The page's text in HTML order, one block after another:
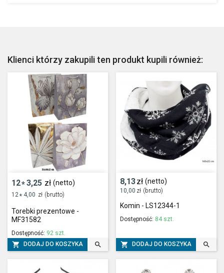
Klienci którzy zakupili ten produkt kupili również:
12*3,25 zł (netto)
12* 4,00 zł (brutto)
Torebki prezentowe -
MF31582
Dostępność: 92 szt.
 DODAJ DO KOSZYKA 
8,13zł (netto)
10,00 zł (brutto)
Komin - LS12344-1
Dostępność: 84 szt.
 DODAJ DO KOSZYKA 